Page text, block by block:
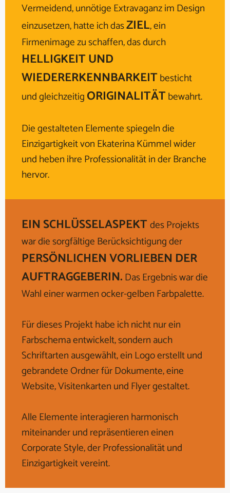
Vermeidend, unnötige Extravaganz im Design
einzusetzen, hatte ich dasZIEL, ein
Firmenimage zu schaffen, das durch
HELLIGKEIT UND
WIEDERERKENNBARKEITbesticht
und gleichzeitigORIGINALITÄTbewahrt.
Die gestalteten Elemente spiegeln die
Einzigartigkeit von Ekaterina Kümmel wider
und heben ihre Professionalität in der Branche
hervor.
EIN SCHLÜSSELASPEKTdes Projekts
war die sorgfältige Berücksichtigung der
PERSÖNLICHEN VORLIEBEN DER
AUFTRAGGEBERIN.Das Ergebnis war die
Wahl einer warmen ocker-gelben Farbpalette.
Für dieses Projekt habe ich nicht nur ein
Farbschema entwickelt, sondern auch
Schriftarten ausgewählt, ein Logo erstellt und
gebrandete Ordner für Dokumente, eine
Website, Visitenkarten und Flyer gestaltet.
Alle Elemente interagieren harmonisch
miteinander und repräsentieren einen
Corporate Style, der Professionalität und
Einzigartigkeit vereint.